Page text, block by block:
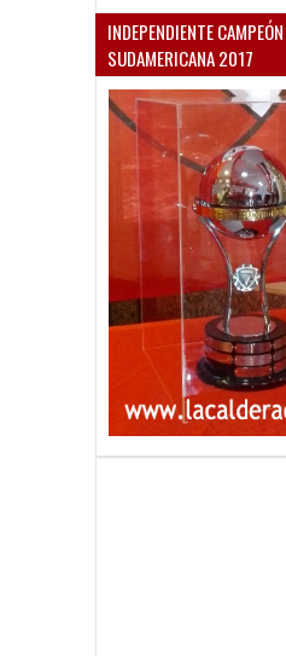
INDEPENDIENTE
SUDAMERICANA 2017